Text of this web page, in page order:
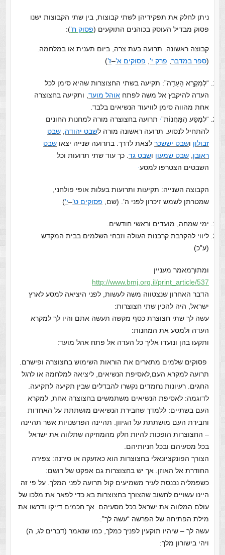
ניתן לחלק את תפקידיהן לשתי קבוצות, בין שתי הקבוצות ישנו
פסוק מבדיל העוסק בכוהנים התוקעים (פסוק ח’):
קבוצה ראשונה: תרועה בעת צרה, ביום תענית או במלחמה.
(ספר במדבר, פרק י’, פסוקים א’–ז’)
“לְמִקְרָא הָעֵדָה”: תקיעה בשתי החצוצרות שהיא סימן לכל
העדה להיקבץ אל משה לפתח אוהל מועד, ותקיעה בחצוצרה
אחת מהווה סימן לוויעוד הנשיאים בלבד.
“לְמַסַּע הַמַּחֲנוֹת”‏,
תרועה בחצוצרה מורה למחנות החונים
להתחיל לנסוע. תרועה ראשונה מורה לשבט יהודה שבט
זבולון ושבט יששכרלצאת לדרך. בתרועה שנייה יצאו שבט
ראובן שבט שמעון ושבט גד. כך עוד שתי תרועות וכל
השבטים הצטרפו למסע‏
הקבוצה השנייה: תקיעות ותרועות בעלות אופי פולחני,
שמטרתן לשמש זיכרון לפני ה’. (שם, פסוקים ט’–י’)
ימי שמחה, מועדים וראשי חודשים.
ליווי להקרבת קרבנות העולה וזבחי השלמים בבית המקדש
(ע”כ)
ומתוךמאמר מעניין
http://www.bmj.org.il/print_article/537
הדבר האחרון שנצטווה משה לעשות, לפני היציאה למסע לארץ
ישראל, היה להכין שתי חצוצרות:
עשה לך שתי חצוצרת כסף מקשה תעשה אתם והיו לך למקרא
העדה ולמסע את המחנות:
ותקעו בהן ונועדו אליך כל העדה אל פתח אהל מועד:
פסוקים שלמים מתארים את הוראות השימוש בחצוצרה ופישרם.
תרועה למקרא העם,לאסיפת הנשיאים, ליציאה למלחמה או לרגל
החגים. רעיונות נחמדים נקשרו להבדלים שבין תקיעה לתקיעה.
לדוגמה: לאסיפת הנשיאים משתמשים בחצוצרה אחת, למקרא
העם בשתיים: ללמדך שחבירת הנשיאים מושתתת על האחדות
וחבירת העם מושתתת על הגיוון. תהיינה הפרשנויות אשר תהיינה
– החצוצרות הופכות להיות חלק מהמוזיקה שתלווה את ישראל
בכל מסעיהם ובכל חניותיהם.
הצורך הפונקציונאלי בחצוצרות הוא כאזעקה או סירנה: צפירה
החודרת אל האוזן. אך יש בחצוצרות גם אפקט של רושם:
כשפמליה נכנסת לעיר משמיעים קול תרועה לפני המלך. על פי זה
היינו עשויים לחשוב שהצורך בחצוצרות בא כדי לפאר את מלכו של
עולם המלווה את ישראל בכל מסעיהם. אך חכמים דייקו ודרשו את
מילת הפתיחה של הפרשה “עשה לך”:
עשה לך – שיהיו תוקעין לפניך כמלך, כמו שנאמר (דברים לג, ה)
ויהי בישורון מלך: